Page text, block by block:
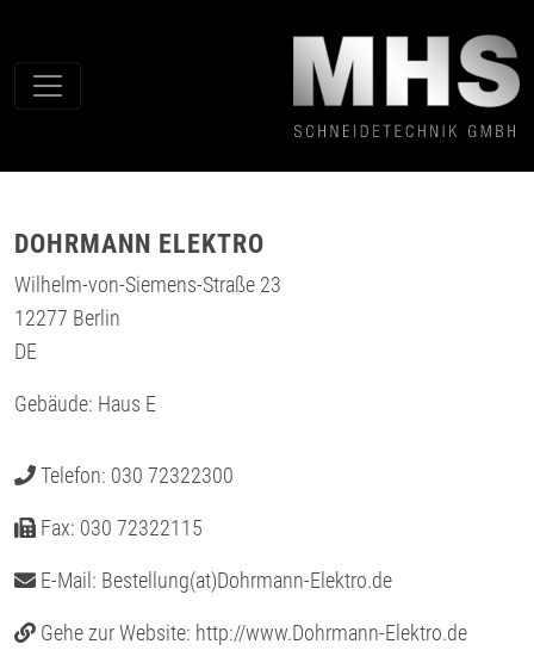
DOHRMANN ELEKTRO
Wilhelm-von-Siemens-Straße 23
12277 Berlin
DE
Gebäude: Haus E
Telefon: 030 72322300
Fax: 030 72322115
E-Mail: Bestellung(at)Dohrmann-Elektro.de
Gehe zur Website: http://www.Dohrmann-Elektro.de